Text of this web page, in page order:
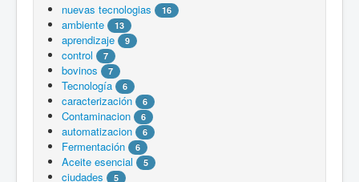
nuevas tecnologias 16
ambiente 13
aprendizaje 9
control 7
bovinos 7
Tecnología 6
caracterización 6
Contaminacion 6
automatizacion 6
Fermentación 6
Aceite esencial 5
ciudades 5